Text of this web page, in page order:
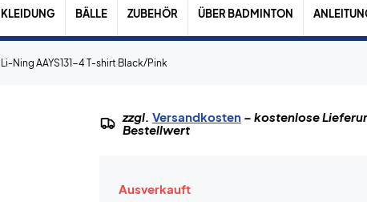
KLEIDUNG BÄLLE ZUBEHÖR ÜBER BADMINTON
Li-Ning AAYS131-4 T-shirt Black/Pink
zzgl. Versandkosten– kostenlose
Bestellwert
Ausverkauft